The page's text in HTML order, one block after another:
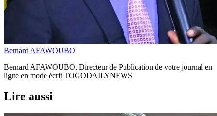
Bernard AFAWOUBO
Bernard AFAWOUBO, Directeur de Publication de votre journal en
ligne en mode écrit TOGODAILYNEWS
Lire aussi